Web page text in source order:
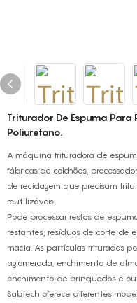
Triturador De Espuma Para
Poliuretano.
A máquina trituradora de
fábricas de colchões,
de reciclagem que precisam
reutilizáveis.
Pode processar restos de
restantes, resíduos de corte de
macia. As partículas trituradas
aglomerada, enchimento de
enchimento de brinquedos e
Sabtech oferece diferentes